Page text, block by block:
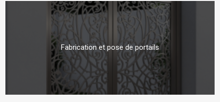
Fabrication et pose de portails